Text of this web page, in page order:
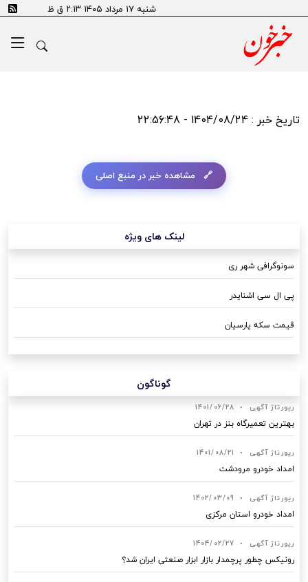
شنبه ۱۷ مرداد ۱۴۰۵ ۲:۱۳ ق ظ
تاریخ خبر : 1404/08/24 - 22:56:48
مشاهده خبر در منبع اصلی
لینک های ویژه
سونوگرافی شهر ری
پی ال سی اشنایدر
قیمت سکه پارسیان
گوناگون
رپورتاژ آگهی •
1401/06/28
بهترین تعمیرگاه بنز در تهران
رپورتاژ آگهی •
1401/08/21
امداد خودرو مرودشت
رپورتاژ آگهی •
1402/03/09
امداد خودرو استان مرکزی
رپورتاژ آگهی •
1404/02/27
رونیکس چطور پرچمدار بازار ابزار صنعتی ایران شد؟